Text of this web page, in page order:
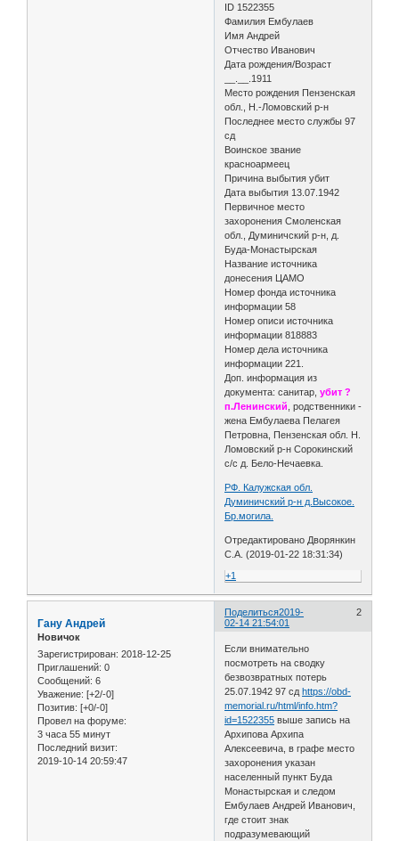
ID 1522355
Фамилия Ембулаев
Имя Андрей
Отчество Иванович
Дата рождения/Возраст
__.__.1911
Место рождения Пензенская
обл., Н.-Ломовский р-н
Последнее место службы 97
сд
Воинское звание
красноармеец
Причина выбытия убит
Дата выбытия 13.07.1942
Первичное место
захоронения Смоленская
обл., Думиничский р-н, д.
Буда-Монастырская
Название источника
донесения ЦАМО
Номер фонда источника
информации 58
Номер описи источника
информации 818883
Номер дела источника
информации 221.
Доп. информация из
документа: санитар,убит ?
п.Ленинский , родственники -
жена Ембулаева Пелагея
Петровна, Пензенская обл. Н.
Ломовский р-н Сорокинский
с/с д. Бело-Нечаевка.
РФ. Калужская обл.
Думиничский р-н д.Высокое.
Бр.могила.
Отредактировано Дворянкин
С.А. (2019-01-22 18:31:34)
+1
Поделиться 2
2019-
02-14 21:54:01
Гану Андрей
Новичок
Зарегистрирован: 2018-12-25
Приглашений: 0
Сообщений: 6
Уважение: [+2/-0]
Позитив: [+0/-0]
Провел на форуме:
3 часа 55 минут
Последний визит:
2019-10-14 20:59:47
Если внимательно
посмотреть на сводку
безвозвратных потерь
25.07.1942 97 сд https://obd-
memorial.ru/html/info.htm?
id=1522355 выше запись на
Архипова Архипа
Алексеевича, в графе место
захоронения указан
населенный пункт Буда
Монастырская и следом
Ембулаев Андрей Иванович,
где стоит знак
подразумевающий